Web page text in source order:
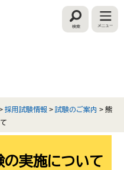
検
索
採用試験情報 > 試験のご案内 > 熊
実施について